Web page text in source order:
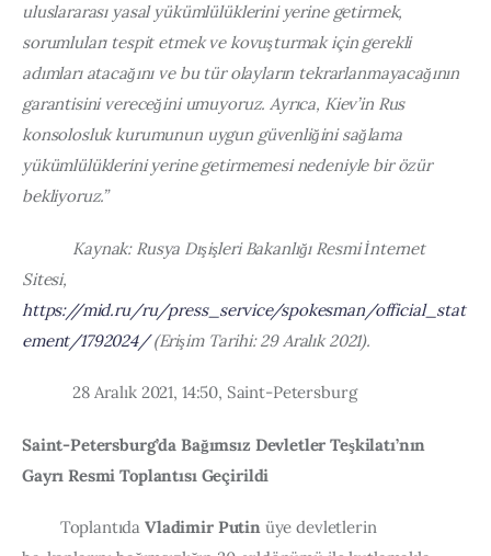
uluslararası yasal yükümlülüklerini yerine getirmek,
sorumluları tespit etmek ve kovuşturmak için gerekli
adımları atacağını ve bu tür olayların tekrarlanmayacağının
garantisini vereceğini umuyoruz. Ayrıca, Kiev’in Rus
konsolosluk kurumunun uygun güvenliğini sağlama
yükümlülüklerini yerine getirmemesi nedeniyle bir özür
bekliyoruz.”
Kaynak: Rusya Dışişleri Bakanlığı Resmi İnternet
Sitesi,
https://mid.ru/ru/press_service/spokesman/official_stat
ement/1792024/ (Erişim Tarihi: 29 Aralık 2021).
28 Aralık 2021, 14:50, Saint-Petersburg
Saint-Petersburg’da Bağımsız Devletler Teşkilatı’nın
Gayrı Resmi Toplantısı Geçirildi
Toplantıda Vladimir Putin üye devletlerin